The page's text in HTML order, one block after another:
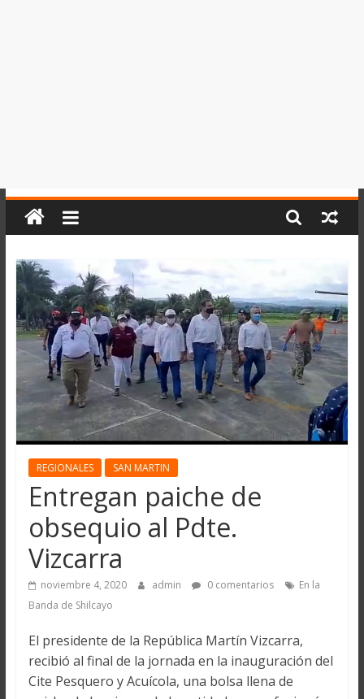
REGIONALES SAN MARTIN
Entregan paiche de
obsequio al Pdte.
Vizcarra
noviembre 4, 2020 admin 0 comentarios
En la
Banda de Shilcayo
El presidente de la República Martín Vizcarra,
recibió al final de la jornada en la inauguración del
Cite Pesquero y Acuícola, una bolsa llena de